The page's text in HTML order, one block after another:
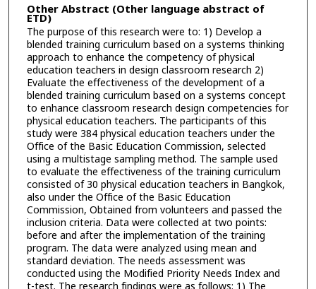
Other Abstract (Other language abstract of
ETD)
The purpose of this research were to: 1) Develop a
blended training curriculum based on a systems thinking
approach to enhance the competency of physical
education teachers in design classroom research 2)
Evaluate the effectiveness of the development of a
blended training curriculum based on a systems concept
to enhance classroom research design competencies for
physical education teachers. The participants of this
study were 384 physical education teachers under the
Office of the Basic Education Commission, selected
using a multistage sampling method. The sample used
to evaluate the effectiveness of the training curriculum
consisted of 30 physical education teachers in Bangkok,
also under the Office of the Basic Education
Commission, Obtained from volunteers and passed the
inclusion criteria. Data were collected at two points:
before and after the implementation of the training
program. The data were analyzed using mean and
standard deviation. The needs assessment was
conducted using the Modified Priority Needs Index and